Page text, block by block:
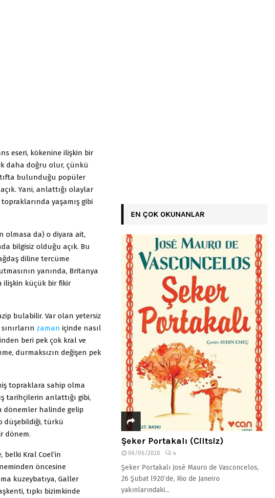
eseri, kökenine ilişkin bir
daha doğru olur, çünkü
bulunduğu popüler
Yani, anlattığı olaylar
yaşamış gibi
olmasa da) o diyara ait,
bilgisiz olduğu açık. Bu
diline tercüme
yanında, Britanya
ilişkin küçük bir fikir
bulabilir. Var olan yetersiz
zaman içinde nasıl
beri pek çok kral ve
durmaksızın değişen pek
topraklara sahip olma
tarihçilerin anlattığı gibi,
dönemler halinde gelip
düşebildiği, türkü
dönem.
Kral Coel’in
öncesine
kuzeybatıya, Galler
tıpkı bizimkinde
EN ÇOK OKUNANLAR
Şeker Portakalı (Ciltsiz)
06/06/2020 4
Şeker Portakalı José Mauro de Vasconcelos,
26 Şubat l920’de, Rio de Janeiro
yakınlarındaki...